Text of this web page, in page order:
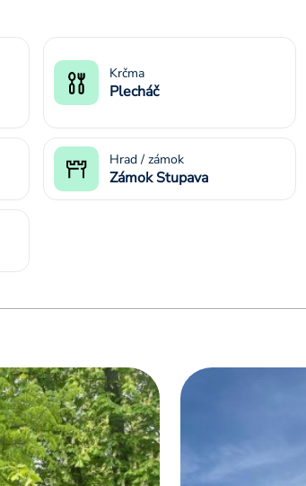
Krčma
Plecháč
Hrad / zámok
Zámok Stupava